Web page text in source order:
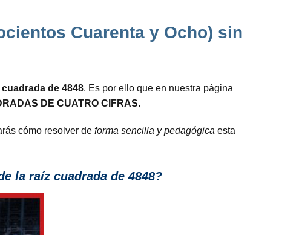
Cuarenta y Ocho) sin
cuadrada de 4848. Es por ello que en nuestra página
DE CUATRO CIFRAS.
cómo resolver de forma sencilla y pedagógica esta
la raíz cuadrada de 4848?